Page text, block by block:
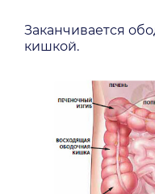
Заканчивается
кишкой.